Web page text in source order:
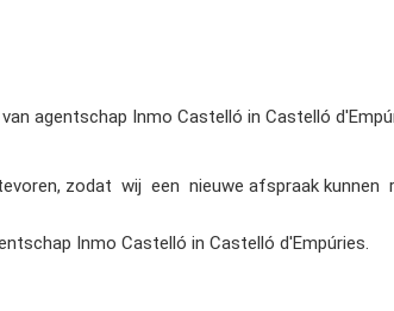
agentschap Inmo Castelló in Castelló
zodat wij een nieuwe afspraak kunnen
Inmo Castelló in Castelló d'Empúries.